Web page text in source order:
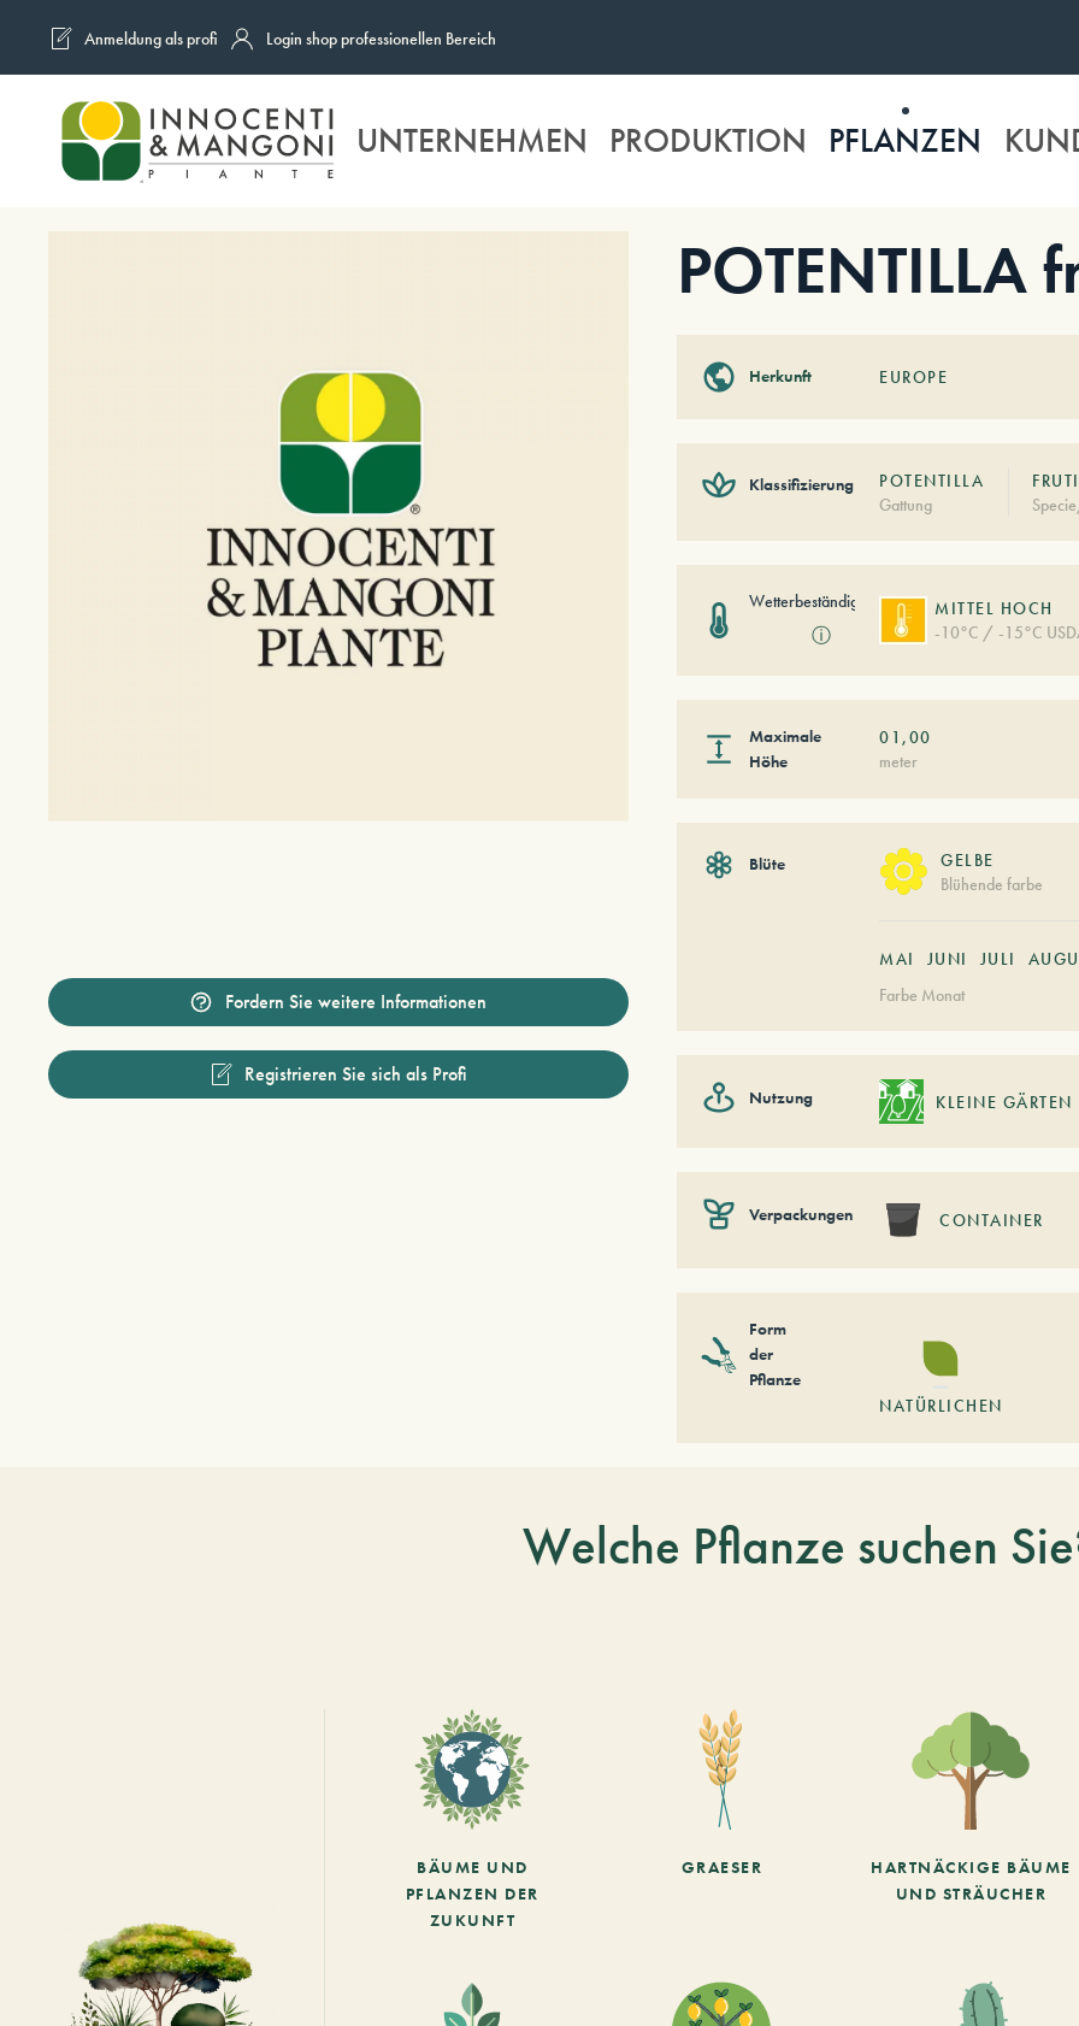
Skip to main content
Anmeldung als profi Login shop professionellen Bereich
UNTERNEHMEN PRODUKTION PFLANZEN
Fordern Sie weitere Informationen
Registrieren Sie sich als Profi
POTENTILLA
Herkunft EUROPE
Klassifizierung
POTENTILLA
Gattung
Wetterbeständigkeit
ⓘ
MITTEL HOCH
-10°C / -15°C
Maximale
Höhe
01,00
meter
Blüte
GELBE
Blühende farbe
MAI JUNI JULI
Farbe Monat
Nutzung KLEINE GÄRTEN
Verpackungen CONTAINER
Form
der
Pflanze
NATÜRLICHEN
Welche Pflanze suchen
BÄUME UND
PFLANZEN DER
ZUKUNFT
GRAESER
HARTNÄCKIGE BÄUME
UND STRÄUCHER